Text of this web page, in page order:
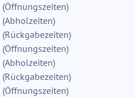
(Öffnungszeiten)
(Abholzeiten)
(Rückgabezeiten)
(Öffnungszeiten)
(Abholzeiten)
(Rückgabezeiten)
(Öffnungszeiten)